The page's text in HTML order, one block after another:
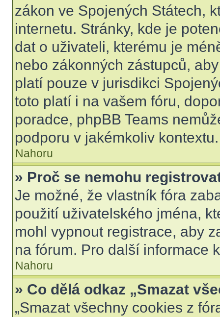
zákon ve Spojených Státech,
internetu. Stránky, kde je
dat o uživateli, kterému je
nebo zákonných zástupců,
platí pouze v jurisdikci
toto platí i na vašem fóru,
poradce, phpBB Teams
podporu v jakémkoliv kontextu.
Nahoru
» Proč se nemohu
Je možné, že vlastník fóra
použití uživatelského jména,
mohl vypnout registrace, aby
na fórum. Pro další informace
Nahoru
» Co dělá odkaz „Smazat
„Smazat všechny cookies z